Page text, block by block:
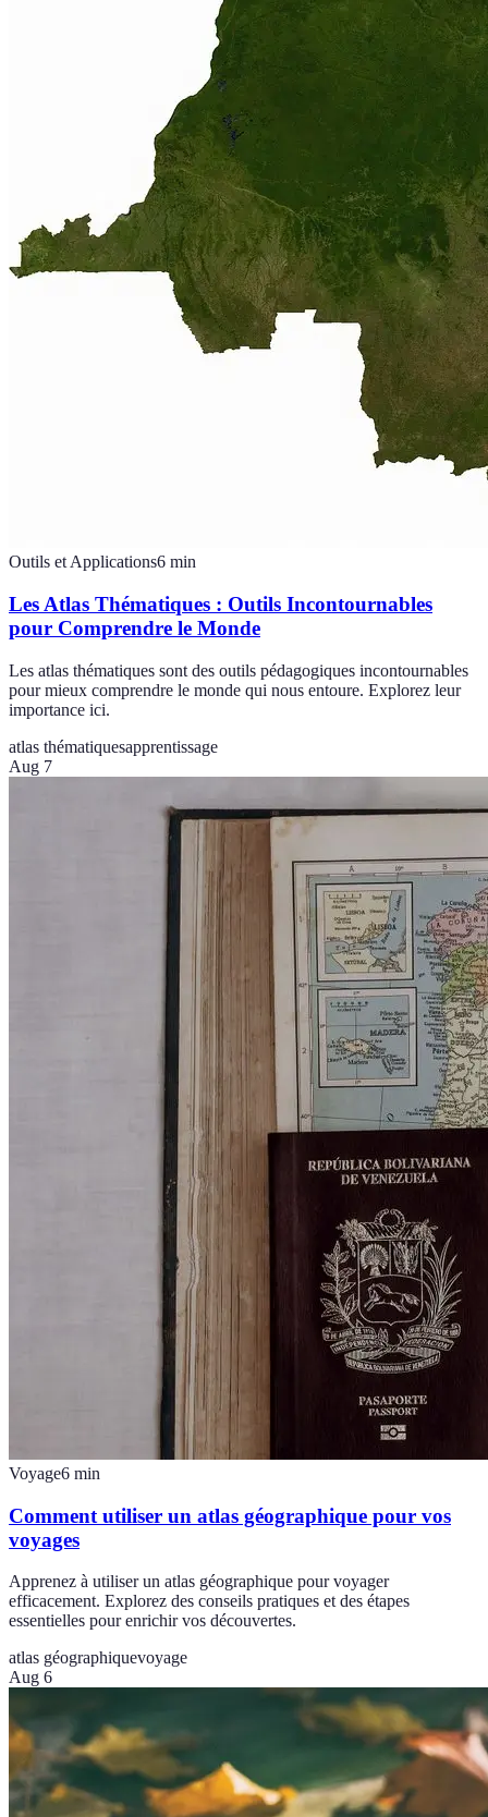
Outils et Applications6 min
Les Atlas Thématiques : Outils Incontournables
pour Comprendre le Monde
Les atlas thématiques sont des outils pédagogiques incontournables
pour mieux comprendre le monde qui nous entoure. Explorez leur
importance ici.
atlas thématiquesapprentissage
Aug 7
Voyage6 min
Comment utiliser un atlas géographique pour vos
voyages
Apprenez à utiliser un atlas géographique pour voyager
efficacement. Explorez des conseils pratiques et des étapes
essentielles pour enrichir vos découvertes.
atlas géographiquevoyage
Aug 6